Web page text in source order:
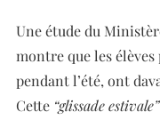
Une étude du
montre que les
pendant l’été, ont
Cette “glissade estivale”